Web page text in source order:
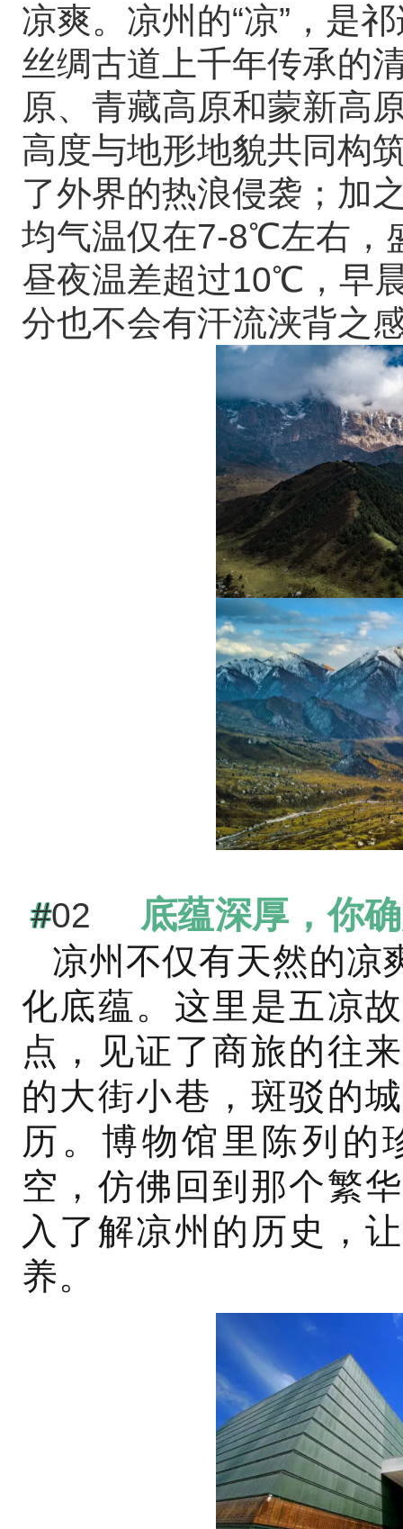
凉爽。凉州的“凉”，是
丝绸古道上千年传承的
原、青藏高原和蒙新高
高度与地形地貌共同构
了外界的热浪侵袭；加
均气温仅在7-8℃左右，
昼夜温差超过10℃，早
分也不会有汗流浃背之
#02 底蕴深厚，你
凉州不仅有天然的凉
化底蕴。这里是五凉
点，见证了商旅的往
的大街小巷，斑驳的
历。博物馆里陈列的
空，仿佛回到那个繁
入了解凉州的历史，
养。